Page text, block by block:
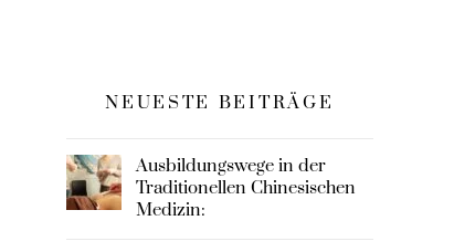
NEUESTE BEITRÄGE
Ausbildungswege in der
Traditionellen Chinesischen
Medizin: